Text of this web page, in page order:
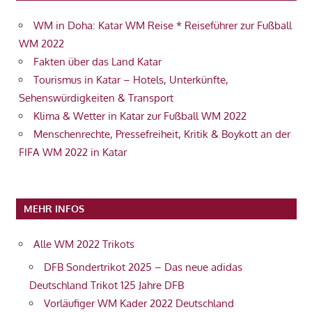
WM in Doha: Katar WM Reise * Reiseführer zur Fußball
WM 2022
Fakten über das Land Katar
Tourismus in Katar – Hotels, Unterkünfte,
Sehenswürdigkeiten & Transport
Klima & Wetter in Katar zur Fußball WM 2022
Menschenrechte, Pressefreiheit, Kritik & Boykott an der
FIFA WM 2022 in Katar
MEHR INFOS
Alle WM 2022 Trikots
DFB Sondertrikot 2025 – Das neue adidas
Deutschland Trikot 125 Jahre DFB
Vorläufiger WM Kader 2022 Deutschland